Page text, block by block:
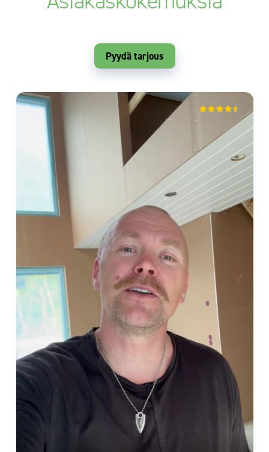
Pyydä tarjous
mika vuorio
2 months ago
Sievitalo vaikuttaa luotettavalta toimijalta.